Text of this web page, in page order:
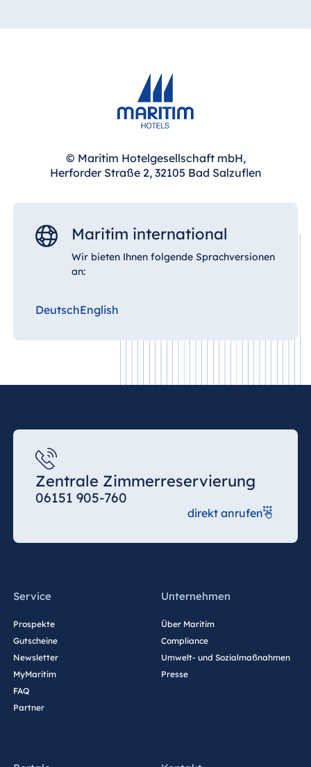
© Maritim Hotelgesellschaft mbH,
Herforder Straße 2, 32105 Bad Salzuflen
Maritim international
Wir bieten Ihnen folgende Sprachversionen
an:
DeutschEnglish
Zentrale Zimmerreservierung
06151 905-760
direkt anrufen
Service
Prospekte
Gutscheine
Newsletter
MyMaritim
FAQ
Partner
Unternehmen
Über Maritim
Compliance
Umwelt- und Sozialmaßnahmen
Presse